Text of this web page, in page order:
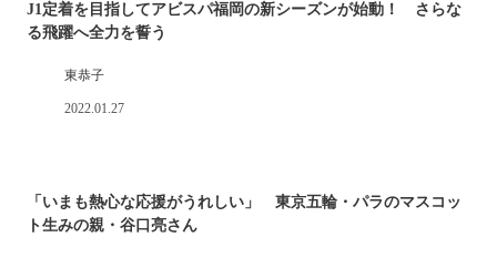
J1定着を目指してアビスパ福岡の新シーズンが始動！ さらな
る飛躍へ全力を誓う
東恭子
2022.01.27
「いまも熱心な応援がうれしい」 東京五輪・パラのマスコッ
ト生みの親・谷口亮さん